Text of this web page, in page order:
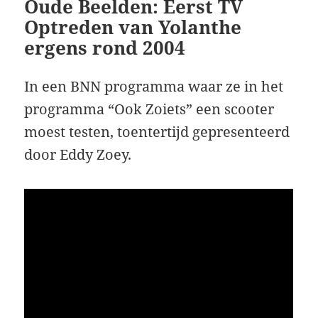
Oude Beelden: Eerst TV
Optreden van Yolanthe
ergens rond 2004
In een BNN programma waar ze in het
programma “Ook Zoiets” een scooter
moest testen, toentertijd gepresenteerd
door Eddy Zoey.